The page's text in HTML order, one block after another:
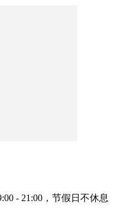
- 21:00，节假日不休息